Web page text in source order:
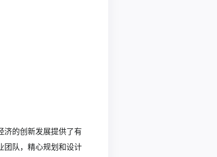
济的创新发展提供了有
团队，精心规划和设计